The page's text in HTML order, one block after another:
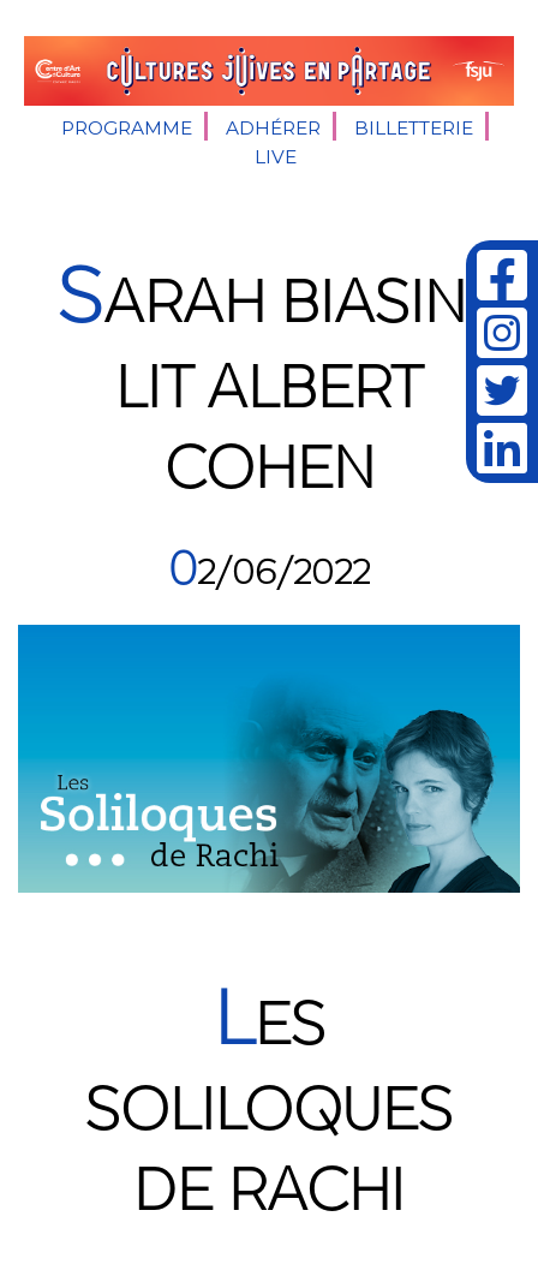
PROGRAMME ADHÉRER
BILLETTERIE
LIVE
SARAH BIASINI
LIT ALBERT
COHEN
02/06/2022
LES
SOLILOQUES
DE RACHI